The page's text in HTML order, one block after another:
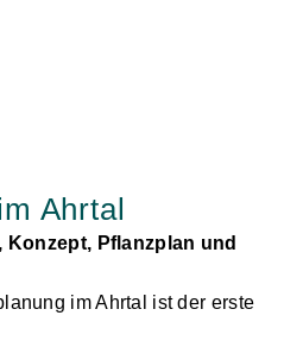
Ahrtal
Konzept, Pflanzplan und
im Ahrtal ist der erste